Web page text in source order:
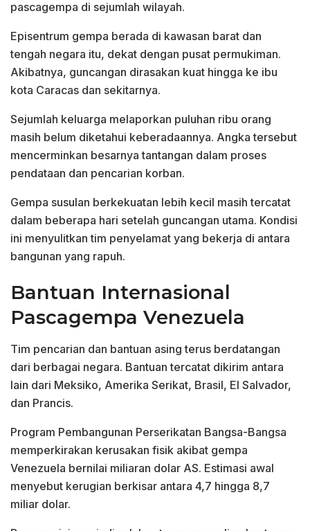
pascagempa di sejumlah wilayah.
Episentrum gempa berada di kawasan barat dan
tengah negara itu, dekat dengan pusat permukiman.
Akibatnya, guncangan dirasakan kuat hingga ke ibu
kota Caracas dan sekitarnya.
Sejumlah keluarga melaporkan puluhan ribu orang
masih belum diketahui keberadaannya. Angka tersebut
mencerminkan besarnya tantangan dalam proses
pendataan dan pencarian korban.
Gempa susulan berkekuatan lebih kecil masih tercatat
dalam beberapa hari setelah guncangan utama. Kondisi
ini menyulitkan tim penyelamat yang bekerja di antara
bangunan yang rapuh.
Bantuan Internasional
Pascagempa Venezuela
Tim pencarian dan bantuan asing terus berdatangan
dari berbagai negara. Bantuan tercatat dikirim antara
lain dari Meksiko, Amerika Serikat, Brasil, El Salvador,
dan Prancis.
Program Pembangunan Perserikatan Bangsa-Bangsa
memperkirakan kerusakan fisik akibat gempa
Venezuela bernilai miliaran dolar AS. Estimasi awal
menyebut kerugian berkisar antara 4,7 hingga 8,7
miliar dolar.